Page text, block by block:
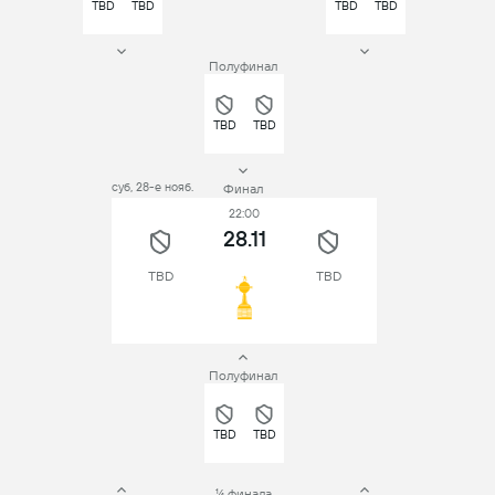
TBD TBD TBD TBD
Полуфинал
TBD TBD
Финал
суб, 28-е нояб.
TBD
22:00
28.11
TBD
Полуфинал
TBD TBD